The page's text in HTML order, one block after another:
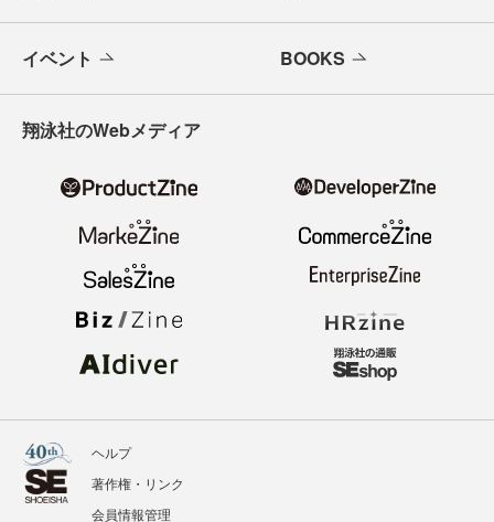
イベント BOOKS
翔泳社のWebメディア
ヘルプ
著作権・リンク
会員情報管理